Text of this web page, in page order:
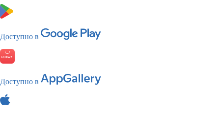
Доступно в
Доступно в